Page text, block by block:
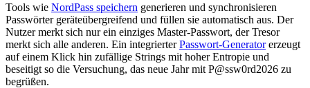
Tools wie NordPass speichern generieren und synchronisieren
Passwörter geräteübergreifend und füllen sie automatisch aus. Der
Nutzer merkt sich nur ein einziges Master-Passwort, der Tresor
merkt sich alle anderen. Ein integrierterPasswort-Generatorerzeugt
auf einem Klick hin zufällige Strings mit hoher Entropie und
beseitigt so die Versuchung, das neue Jahr mit P@ssw0rd2026 zu
begrüßen.